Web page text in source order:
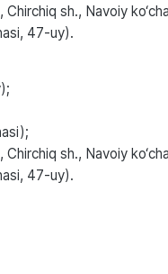
sh., Navoiy
47-uy).
sh., Navoiy
47-uy).